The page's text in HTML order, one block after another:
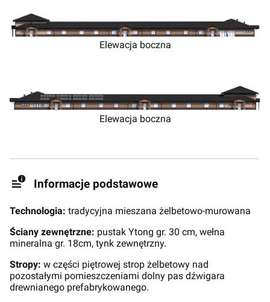
Elewacja boczna
Elewacja boczna
Informacje podstawowe
Technologia: tradycyjna mieszana żelbetowo-murowana
Ściany zewnętrzne: pustak Ytong gr. 30 cm, wełna
mineralna gr. 18cm, tynk zewnętrzny.
Stropy: w części piętrowej strop żelbetowy nad
pozostałymi pomieszczeniami dolny pas dźwigara
drewnianego prefabrykowanego.